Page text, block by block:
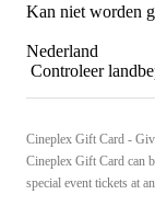
Kan niet worden
Nederland
Controleer
Cineplex Gift Card -
Cineplex Gift Card can
special event tickets at